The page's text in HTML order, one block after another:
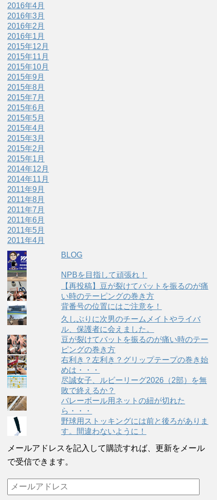
2016年4月
2016年3月
2016年2月
2016年1月
2015年12月
2015年11月
2015年10月
2015年9月
2015年8月
2015年7月
2015年6月
2015年5月
2015年4月
2015年3月
2015年2月
2015年1月
2014年12月
2014年11月
2011年9月
2011年8月
2011年7月
2011年6月
2011年5月
2011年4月
BLOG
NPBを目指して頑張れ！
【再投稿】豆が裂けてバットを振るのが痛
い時のテーピングの巻き方
背番号の位置にはご注意を！
久しぶりに次男のチームメイトやライバ
ル、保護者に会えました。
豆が裂けてバットを振るのが痛い時のテー
ピングの巻き方
右利き？左利き？グリップテープの巻き始
めは・・・
尽誠女子、ルビーリーグ2026（2部）を無
敗で終えるか？
バレーボール用ネットの紐が切れた
ら・・・
野球用ストッキングには前と後ろがありま
す。間違わないように！
メールアドレスを記入して購読すれば、更新をメール
で受信できます。